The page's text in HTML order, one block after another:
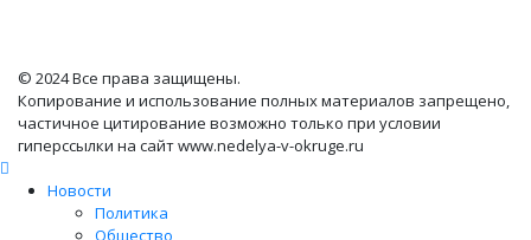
© 2024 Все права защищены.
Копирование и использование полных материалов запрещено,
частичное цитирование возможно только при условии
гиперссылки на сайт www.nedelya-v-okruge.ru
Новости
Политика
Общество